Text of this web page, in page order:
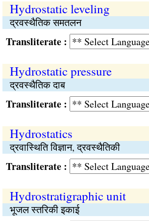
Hydrostatic leveling
द्रवस्थैतिक समतलन
:
Hydrostatic pressure
द्रवस्थैतिक दाब
:
Hydrostatics
द्रवास्थिति विज्ञान, द्रवस्थैतिकी
:
Hydrostratigraphic unit
भूजल स्तरिकी इकाई